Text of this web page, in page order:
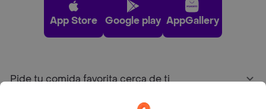
App Store Google play AppGallery
Pide tu comida favorita cerca de ti